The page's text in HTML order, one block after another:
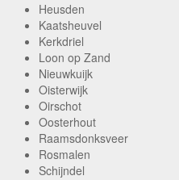
Heusden
Kaatsheuvel
Kerkdriel
Loon op Zand
Nieuwkuijk
Oisterwijk
Oirschot
Oosterhout
Raamsdonksveer
Rosmalen
Schijndel